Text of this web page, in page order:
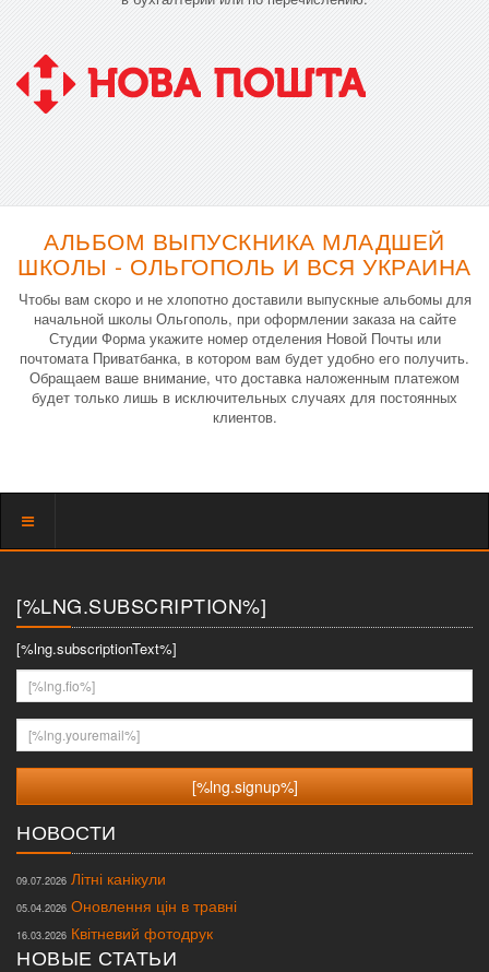
АЛЬБОМ ВЫПУСКНИКА МЛАДШЕЙ
ШКОЛЫ - ОЛЬГОПОЛЬ И ВСЯ УКРАИНА
Чтобы вам скоро и не хлопотно доставили выпускные альбомы для
начальной школы Ольгополь, при оформлении заказа на сайте
Студии Форма укажите номер отделения Новой Почты или
почтомата Приватбанка, в котором вам будет удобно его получить.
Обращаем ваше внимание, что доставка наложенным платежом
будет только лишь в исключительных случаях для постоянных
клиентов.
Показать
[%LNG.SUBSCRIPTION%]
[%lng.subscriptionText%]
[%lng.fio%]
[%lng.youremail%]
НОВОСТИ
09.07.2026 Літні канікули
05.04.2026 Оновлення цін в травні
16.03.2026 Квітневий фотодрук
НОВЫЕ СТАТЬИ